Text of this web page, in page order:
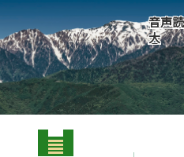
音声
大